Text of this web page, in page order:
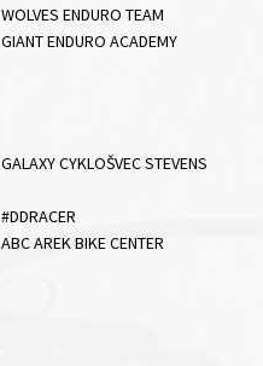
WOLVES ENDURO TEAM
GIANT ENDURO ACADEMY
GALAXY CYKLOŠVEC STEVENS
#DDRACER
ABC AREK BIKE CENTER